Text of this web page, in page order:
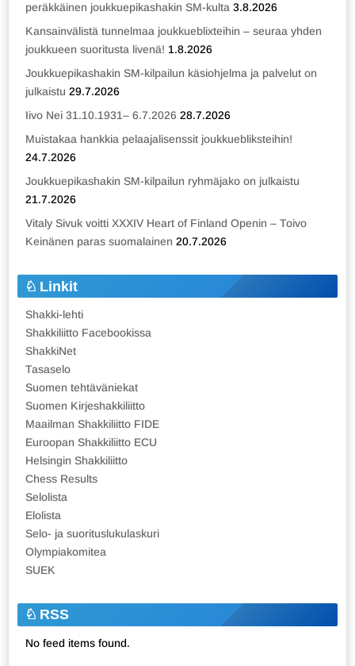
peräkkäinen joukkuepikashakin SM-kulta 3.8.2026
Kansainvälistä tunnelmaa joukkueblixteihin – seuraa yhden
joukkueen suoritusta livenä! 1.8.2026
Joukkuepikashakin SM-kilpailun käsiohjelma ja palvelut on
julkaistu 29.7.2026
Iivo Nei 31.10.1931– 6.7.2026 28.7.2026
Muistakaa hankkia pelaajalisenssit joukkuebliksteihin!
24.7.2026
Joukkuepikashakin SM-kilpailun ryhmäjako on julkaistu
21.7.2026
Vitaly Sivuk voitti XXXIV Heart of Finland Openin – Toivo
Keinänen paras suomalainen 20.7.2026
Linkit
Shakki-lehti
Shakkiliitto Facebookissa
ShakkiNet
Tasaselo
Suomen tehtäväniekat
Suomen Kirjeshakkiliitto
Maailman Shakkiliitto FIDE
Euroopan Shakkiliitto ECU
Helsingin Shakkiliitto
Chess Results
Selolista
Elolista
Selo- ja suorituslukulaskuri
Olympiakomitea
SUEK
RSS
No feed items found.